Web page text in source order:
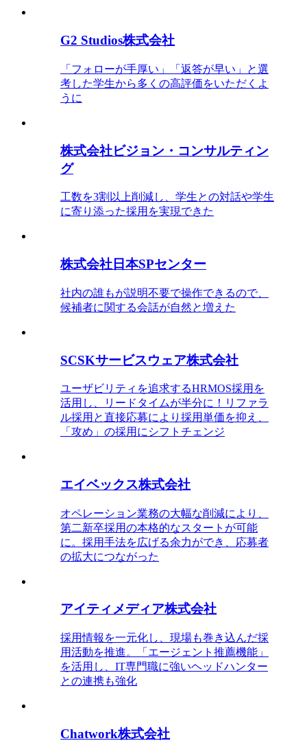
G2 Studios株式会社
「フォローが手厚い」「返答が早い」と選
考した学生から多くの高評価をいただくよ
うに
株式会社ビジョン・コンサルティン
グ
工数を3割以上削減し、学生との対話や学生
に寄り添った採用を実現できた
株式会社日本SPセンター
社内の誰もが説明不要で操作できるので、
候補者に関する会話が自然と増えた
SCSKサービスウェア株式会社
ユーザビリティを追求するHRMOS採用を
活用し、リードタイムが半分に！リファラ
ル採用と直接応募により採用単価を抑え、
「攻め」の採用にシフトチェンジ
エイベックス株式会社
オペレーション業務の大幅な削減により、
第二新卒採用の本格的なスタートが可能
に。採用手法を広げる余力ができ、応募者
の拡大につながった
アイティメディア株式会社
採用情報を一元化し、現場も巻き込んだ採
用活動を推進。「エージェント推薦機能」
を活用し、IT専門職に強いヘッドハンター
との連携も強化
Chatwork株式会社